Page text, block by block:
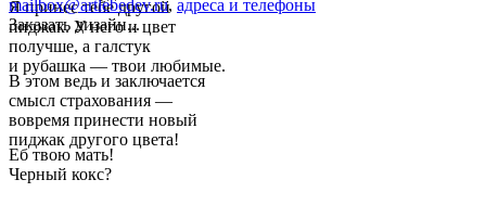
Я принес тебе другой
пиджак. У него и цвет
получше, а галстук
и рубашка — твои любимые.
В этом ведь и заключается
смысл страхования —
вовремя принести новый
пиджак другого цвета!
Еб твою мать!
Черный кокс?
mailbox@artlebedev.ru, адреса и телефоны
Заказать дизайн...